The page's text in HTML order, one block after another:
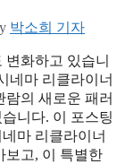
박소희 기자
화하고 있습니
네마 리클라이너
람의 새로운 패러
니다. 이 포스팅
마 리클라이너
보고, 이 특별한